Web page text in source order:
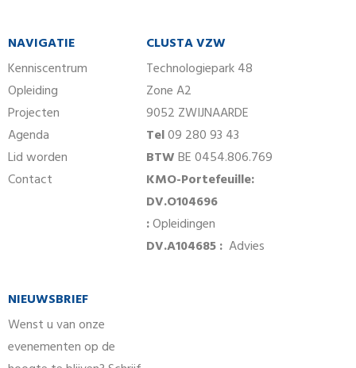
NAVIGATIE
Kenniscentrum
Opleiding
Projecten
Agenda
Lid worden
Contact
CLUSTA VZW
Technologiepark 48
Zone A2
9052 ZWIJNAARDE
Tel09 280 93 43
BTWBE 0454.806.769
KMO-Portefeuille:
DV.O104696
:Opleidingen
DV.A104685 : Advies
NIEUWSBRIEF
Wenst u van onze
evenementen op de